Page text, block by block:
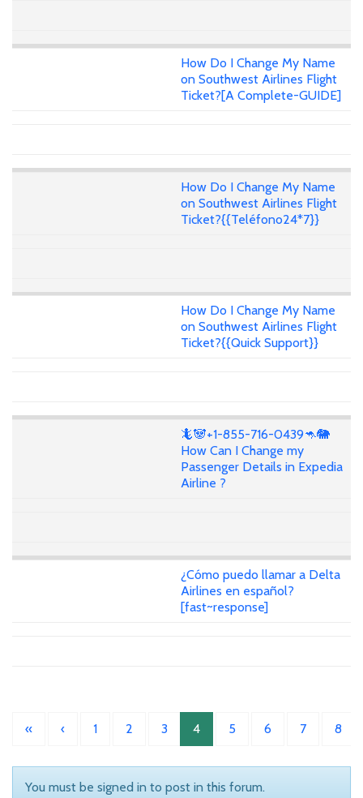
How Do I Change My Name
on Southwest Airlines Flight
Ticket?[A Complete-GUIDE]
How Do I Change My Name
on Southwest Airlines Flight
Ticket?{{Teléfono24*7}}
How Do I Change My Name
on Southwest Airlines Flight
Ticket?{{Quick Support}}
🦎🐼+1-855-716-0439🦘🐘
How Can I Change my
Passenger Details in Expedia
Airline ?
¿Cómo puedo llamar a Delta
Airlines en español?
[fast~response]
« ‹ 1 2 3 4 5 6 7 8
You must be signed in to post in this forum.